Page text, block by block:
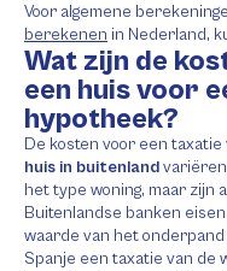
Voor algemene
berekenen in Nederland,
Wat zijn de
een huis voor
hypotheek?
De kosten voor een
huis in buitenland
het type woning, maar zijn
Buitenlandse banken
waarde van het
Spanje een taxatie van de